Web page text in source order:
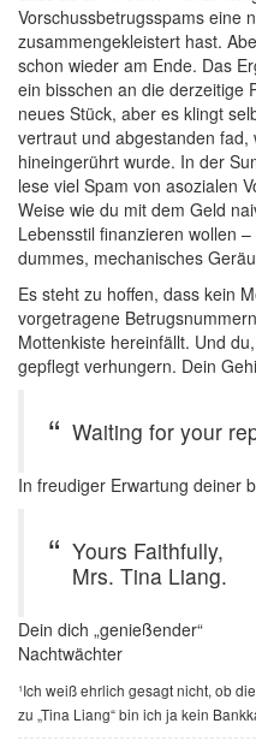
Vorschussbetrugsspams eine
zusammengekleistert hast.
schon wieder am Ende. Das
ein bisschen an die derzeitige
neues Stück, aber es klingt
vertraut und abgestanden
hineingerührt wurde. In der
lese viel Spam von asozialen
Weise wie du mit dem Geld
Lebensstil finanzieren wollen
dummes, mechanisches
Es steht zu hoffen, dass kein
vorgetragene
Mottenkiste hereinfällt. Und
gepflegt verhungern. Dein
Waiting for your
In freudiger Erwartung deiner
Yours Faithfully,
Mrs. Tina Liang.
Dein dich „genießender“
Nachtwächter
¹Ich weiß ehrlich gesagt nicht, ob
zu „Tina Liang“ bin ich ja kein